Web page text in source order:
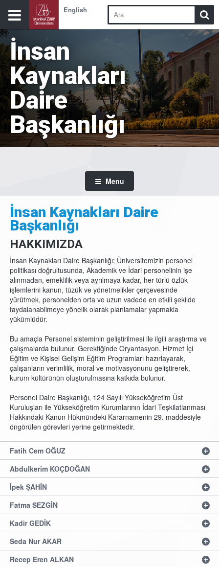
English
İnsan
Kaynakları
Daire
Başkanlığı
Menu
İnsan Kaynakları Daire
Başkanlığı
HAKKIMIZDA
İnsan Kaynakları Daire Başkanlığı; Üniversitemizin personel
politikası doğrultusunda, Akademik ve İdari personelinin işe
alınmadan, emeklilik veya ayrılmaya kadar, her türlü özlük
işlemlerini kanun, tüzük ve yönetmelikler çerçevesinde
yürütmek, personelden orta ve uzun vadede en etkili şekilde
faydalanabilmeye yönelik olarak planlamalar yapmakla
yükümlüdür.
Bu amaçla Personel sisteminin geliştirilmesi ile ilgili araştırma ve
çalışmalarda bulunur. Gerektiğinde Oryantasyon, Hizmet İçi
Eğitim ve Kişisel Gelişim Eğitim Programları hazırlayarak,
çalışanların verimlilik, moral ve motivasyonunu geliştirerek,
kurum kültürünün oluşturulmasına katkıda bulunur.
Personel Daire Başkanlığı, 124 Sayılı Yükseköğretim Üst
Kuruluşları ile Yükseköğretim Kurumlarının İdari Teşkilatlanması
Hakkındaki Kanun Hükmündeki Kararnamenin 29. maddesiyle
öngörülen görevleri yerine getirmektedir.
Fatih Cem OĞUZ
Abdulkerim KOÇDOĞAN
İpek ŞAHİN
Fatma SEZGİN
Kadir GEDİK
Seda Nur AKAR
Recep Eren ALKAN